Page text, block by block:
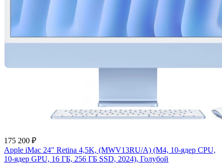
175 200 ₽
Apple iMac 24" Retina 4,5K, (MWV13RU/A) (M4, 10-ядер CPU,
10-ядер GPU, 16 ГБ, 256 ГБ SSD, 2024), Голубой